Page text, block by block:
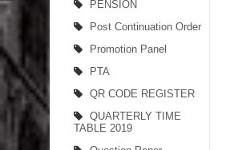
PENSION
Post Continuation Order
Promotion Panel
PTA
QR CODE REGISTER
QUARTERLY TIME
TABLE 2019